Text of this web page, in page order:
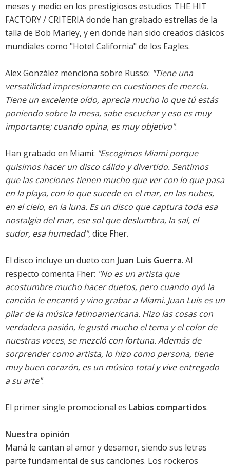
meses y medio en los prestigiosos estudios THE HIT
FACTORY / CRITERIA donde han grabado estrellas de la
talla de Bob Marley, y en donde han sido creados clásicos
mundiales como "Hotel California" de los Eagles.
Alex González menciona sobre Russo: "Tiene una
versatilidad impresionante en cuestiones de mezcla.
Tiene un excelente oído, aprecia mucho lo que tú estás
poniendo sobre la mesa, sabe escuchar y eso es muy
importante; cuando opina, es muy objetivo".
Han grabado en Miami: "Escogimos Miami porque
quisimos hacer un disco cálido y divertido. Sentimos
que las canciones tienen mucho que ver con lo que pasa
en la playa, con lo que sucede en el mar, en las nubes,
en el cielo, en la luna. Es un disco que captura toda esa
nostalgia del mar, ese sol que deslumbra, la sal, el
sudor, esa humedad", dice Fher.
El disco incluye un dueto con Juan Luis Guerra. Al
respecto comenta Fher: "No es un artista que
acostumbre mucho hacer duetos, pero cuando oyó la
canción le encantó y vino grabar a Miami. Juan Luis es un
pilar de la música latinoamericana. Hizo las cosas con
verdadera pasión, le gustó mucho el tema y el color de
nuestras voces, se mezcló con fortuna. Además de
sorprender como artista, lo hizo como persona, tiene
muy buen corazón, es un músico total y vive entregado
a su arte".
El primer single promocional es Labios compartidos.
Nuestra opinión
Maná le cantan al amor y desamor, siendo sus letras
parte fundamental de sus canciones. Los rockeros